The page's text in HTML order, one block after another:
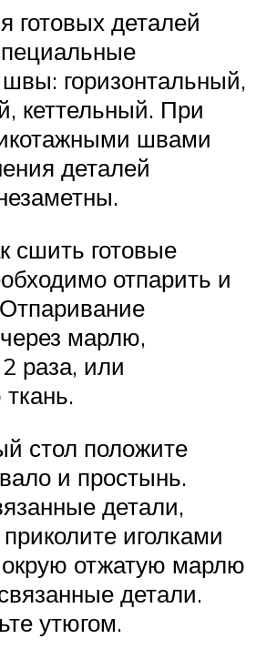
готовых деталей
горизонтальный,
кеттельный. При
швами
деталей
сшить готовые
отпарить и
марлю,
раза, или
стол положите
и простынь.
детали,
иголками
отжатую марлю
детали.
утюгом.